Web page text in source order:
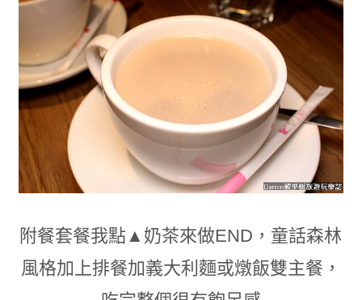
附餐套餐我點▲奶茶來做END ，童話森林
風格加上排餐加義大利麵或燉飯雙主餐 ，